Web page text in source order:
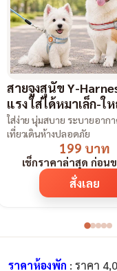
สายจูงสุนัข Y-
แรง ใส่ได้หมาเล็ก-ใ
ใส่ง่าย นุ่มสบาย ระบายอาก
เที่ยวเดินห้างปลอดภัย
199 บาท
เช็กราคาล่าสุด ก่อน
สั่งเลย
ราคาห้องพัก : ราคา